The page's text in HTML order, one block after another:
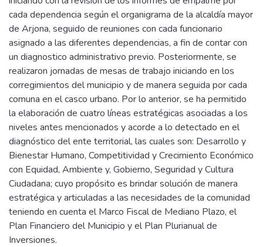
cada dependencia según el organigrama de la alcaldía mayor
de Arjona, seguido de reuniones con cada funcionario
asignado a las diferentes dependencias, a fin de contar con
un diagnostico administrativo previo. Posteriormente, se
realizaron jornadas de mesas de trabajo iniciando en los
corregimientos del municipio y de manera seguida por cada
comuna en el casco urbano. Por lo anterior, se ha permitido
la elaboración de cuatro líneas estratégicas asociadas a los
niveles antes mencionados y acorde a lo detectado en el
diagnóstico del ente territorial, las cuales son: Desarrollo y
Bienestar Humano, Competitividad y Crecimiento Económico
con Equidad, Ambiente y, Gobierno, Seguridad y Cultura
Ciudadana; cuyo propósito es brindar solución de manera
estratégica y articuladas a las necesidades de la comunidad
teniendo en cuenta el Marco Fiscal de Mediano Plazo, el
Plan Financiero del Municipio y el Plan Plurianual de
Inversiones.